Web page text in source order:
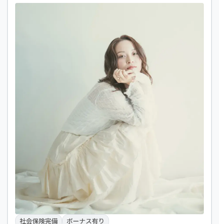
社会保険完備
ボーナス有り